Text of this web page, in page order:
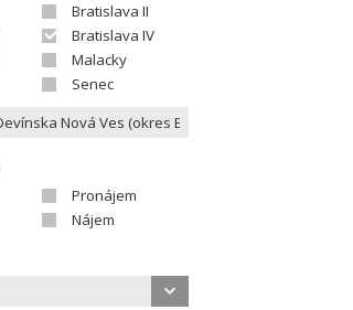
Bratislava II
Bratislava IV
Malacky
Senec
Pronájem
Nájem